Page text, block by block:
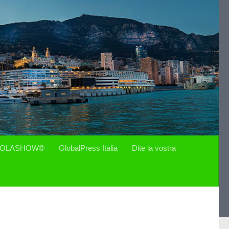
GlobalPress Italia Dite la vostra